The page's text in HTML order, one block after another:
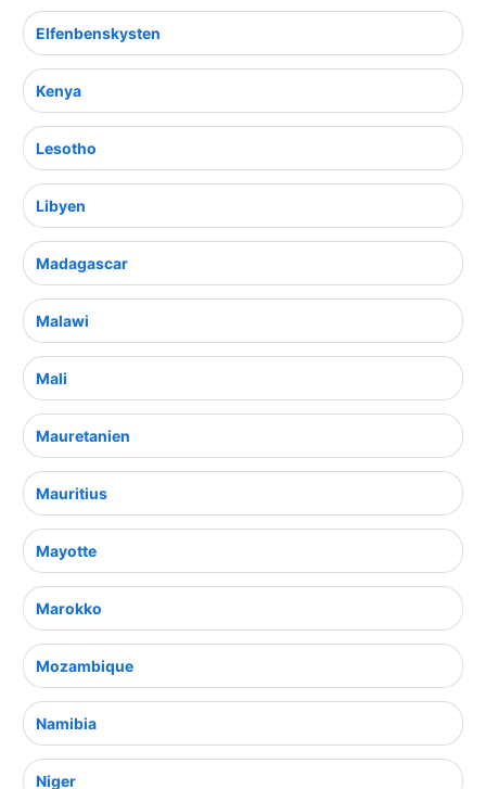
Elfenbenskysten
Kenya
Lesotho
Libyen
Madagascar
Malawi
Mali
Mauretanien
Mauritius
Mayotte
Marokko
Mozambique
Namibia
Niger